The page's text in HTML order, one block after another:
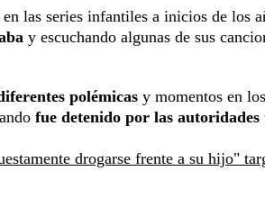
las series infantiles a inicios de los
y escuchando algunas de sus
polémicas y momentos en
fue detenido por las
drogarse frente a su hijo"